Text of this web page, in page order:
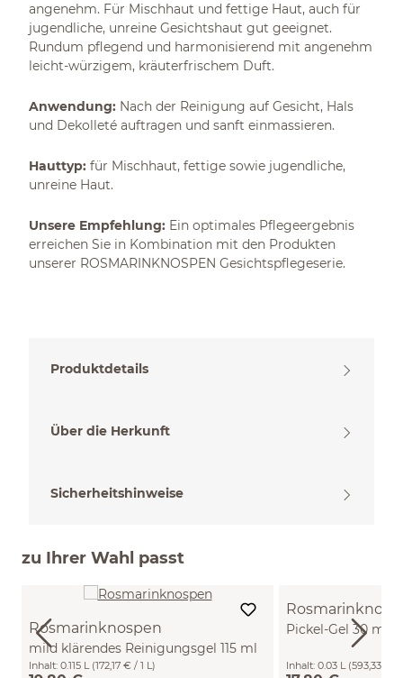
angenehm. Für Mischhaut und fettige Haut, auch für
jugendliche, unreine Gesichtshaut gut geeignet.
Rundum pflegend und harmonisierend mit angenehm
leicht-würzigem, kräuterfrischem Duft.
Anwendung: Nach der Reinigung auf Gesicht, Hals
und Dekolleté auftragen und sanft einmassieren.
Hauttyp: für Mischhaut, fettige sowie jugendliche,
unreine Haut.
Unsere Empfehlung: Ein optimales Pflegeergebnis
erreichen Sie in Kombination mit den Produkten
unserer ROSMARINKNOSPEN Gesichtspflegeserie.
Produktdetails
Über die Herkunft
Sicherheitshinweise
zu Ihrer Wahl passt
Rosmarinknospen
mild klärendes Reinigungsgel 115 ml
Inhalt: 0.115 L (172,17 € / 1 L)
Pickel-Gel 30 ml
Inhalt: 0.03 L (593,33 € /